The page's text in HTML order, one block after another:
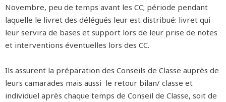
Novembre, peu de temps avant les CC; période pendant
laquelle le livret des délégués leur est distribué: livret qui
leur servira de bases et support lors de leur prise de notes
et interventions éventuelles lors des CC.
Ils assurent la préparation des Conseils de Classe auprès de
leurs camarades mais aussi le retour bilan/ classe et
individuel après chaque temps de Conseil de Classe, soit de